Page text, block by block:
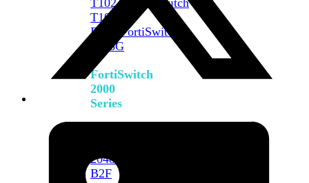
T1024E
FortiSwitch
T1024F-
FPOE
FortiSwitch
1048G
FortiSwitch
2000
Series
2048F-
B2F